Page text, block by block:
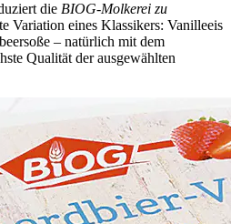
die BIOG-Molkerei zu
Variation eines Klassikers: Vanilleeis
– natürlich mit dem
Qualität der ausgewählten